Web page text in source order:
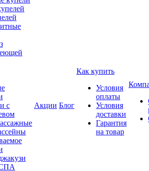
с
Акции Блог
Как купить
Условия
оплаты
Условия
доставки
Гарантия
на товар